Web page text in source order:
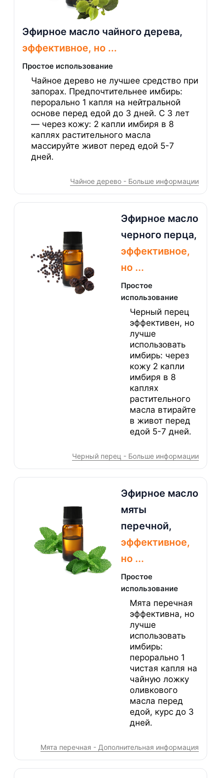
Эфирное масло чайного дерева,
эффективное, но ...
Простое использование
Чайное дерево не лучшее средство при
запорах. Предпочтительнее имбирь:
перорально 1 капля на нейтральной
основе перед едой до 3 дней. С 3 лет
— через кожу: 2 капли имбиря в 8
каплях растительного масла
массируйте живот перед едой 5-7
дней.
Чайное дерево - Больше информации
Эфирное масло
черного перца,
эффективное,
но ...
Простое
использование
Черный перец
эффективен, но
лучше
использовать
имбирь: через
кожу 2 капли
имбиря в 8
каплях
растительного
масла втирайте
в живот перед
едой 5-7 дней.
Черный перец - Больше информации
Эфирное масло
мяты
перечной,
эффективное,
но ...
Простое
использование
Мята перечная
эффективна, но
лучше
использовать
имбирь:
перорально 1
чистая капля на
чайную ложку
оливкового
масла перед
едой, курс до 3
дней.
Мята перечная - Дополнительная информация